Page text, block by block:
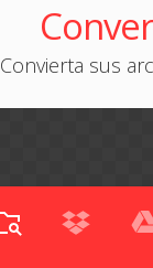
Convierta sus